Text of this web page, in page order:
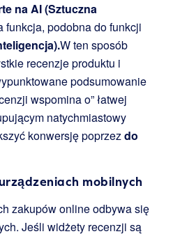
na AI (Sztuczna
funkcja, podobna do funkcji
W ten sposób
recenzje produktu i
podsumowanie
wspomina o” łatwej
natychmiastowy
konwersję poprzezdo
mobilnych
zakupów online odbywa się
Jeśli widżety recenzji są